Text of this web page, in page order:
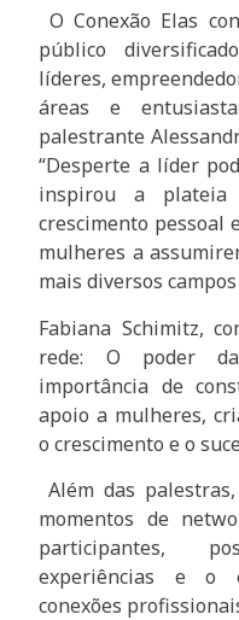
O Conexão Elas
público
líderes,
áreas e
palestrante
“Desperte a líder
inspirou a plateia
crescimento pessoal
mulheres a
mais diversos
Fabiana Schimitz,
rede: O poder
importância de
apoio a mulheres,
o crescimento e o
Além das
momentos de
participantes,
experiências e o
conexões